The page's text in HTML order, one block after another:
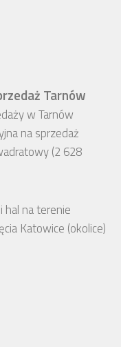
Tarnów
w Tarnów
na sprzedaż
(2 628